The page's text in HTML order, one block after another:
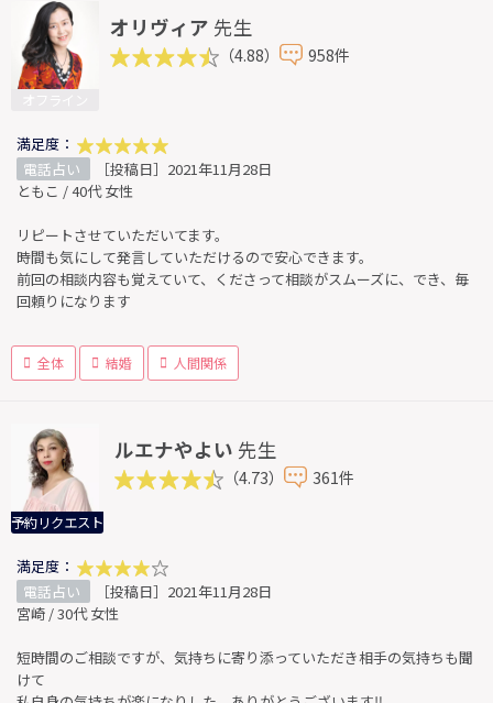
オリヴィア 先生
（4.88） 958件
満足度：
電話占い
［投稿日］2021年11月28日
ともこ / 40代 女性
リピートさせていただいてます。
時間も気にして発言していただけるので安心できます。
前回の相談内容も覚えていて、くださって相談がスムーズに、でき、毎
回頼りになります
全体 結婚 人間関係
予約リクエスト
ルエナやよい 先生
（4.73） 361件
満足度：
電話占い
［投稿日］2021年11月28日
宮崎 / 30代 女性
短時間のご相談ですが、気持ちに寄り添っていただき相手の気持ちも聞
けて